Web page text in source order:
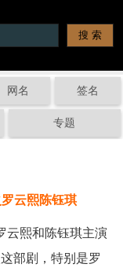
网名 签名
专题
云熙陈钰琪
熙和陈钰琪主演
部剧，特别是罗